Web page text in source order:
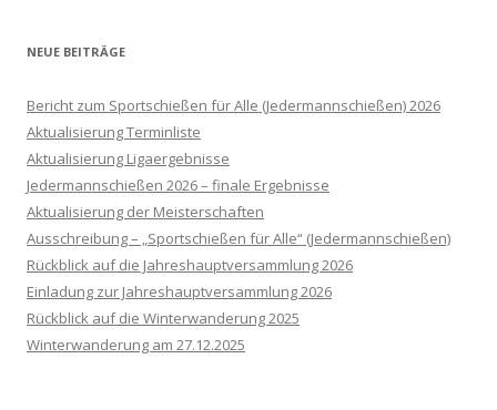
NEUE BEITRÄGE
Bericht zum Sportschießen für Alle (Jedermannschießen) 2026
Aktualisierung Terminliste
Aktualisierung Ligaergebnisse
Jedermannschießen 2026 – finale Ergebnisse
Aktualisierung der Meisterschaften
Ausschreibung – „Sportschießen für Alle“ (Jedermannschießen)
Rückblick auf die Jahreshauptversammlung 2026
Einladung zur Jahreshauptversammlung 2026
Rückblick auf die Winterwanderung 2025
Winterwanderung am 27.12.2025